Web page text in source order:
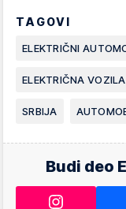
TAGOVI
ELEKTRIČNI
ELEKTRIČNA
SRBIJA
Budi deo